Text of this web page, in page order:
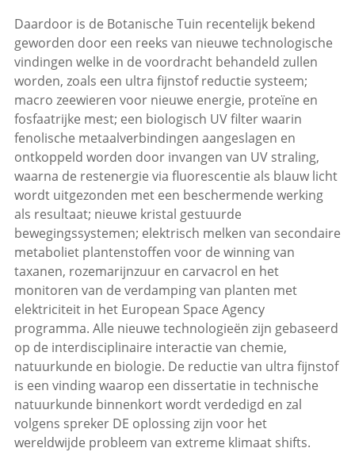
Daardoor is de Botanische Tuin recentelijk bekend
geworden door een reeks van nieuwe technologische
vindingen welke in de voordracht behandeld zullen
worden, zoals een ultra fijnstof reductie systeem;
macro zeewieren voor nieuwe energie, proteïne en
fosfaatrijke mest; een biologisch UV filter waarin
fenolische metaalverbindingen aangeslagen en
ontkoppeld worden door invangen van UV straling,
waarna de restenergie via fluorescentie als blauw licht
wordt uitgezonden met een beschermende werking
als resultaat; nieuwe kristal gestuurde
bewegingssystemen; elektrisch melken van secondaire
metaboliet plantenstoffen voor de winning van
taxanen, rozemarijnzuur en carvacrol en het
monitoren van de verdamping van planten met
elektriciteit in het European Space Agency
programma. Alle nieuwe technologieën zijn gebaseerd
op de interdisciplinaire interactie van chemie,
natuurkunde en biologie. De reductie van ultra fijnstof
is een vinding waarop een dissertatie in technische
natuurkunde binnenkort wordt verdedigd en zal
volgens spreker DE oplossing zijn voor het
wereldwijde probleem van extreme klimaat shifts.